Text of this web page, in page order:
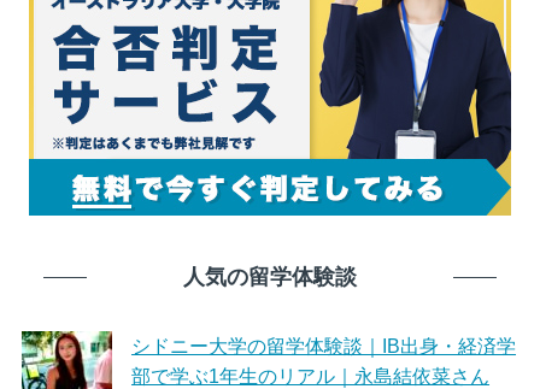
人気の留学体験談
シドニー大学の留学体験談｜IB出身・経済学
部で学ぶ1年生のリアル｜永島結依菜さん